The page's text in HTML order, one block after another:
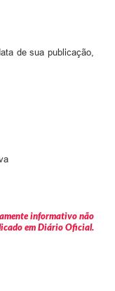
de sua publicação,
informativo não
em Diário Oficial.